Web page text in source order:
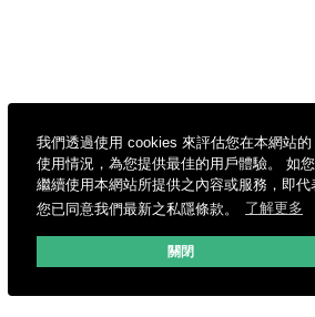
我們透過使用 cookies 來評估您在本網站的
使用情況，為您提供最佳的用戶體驗。 如您
繼續使用本網站所提供之內容或服務，即代
您已同意我們最新之私隱條款。
了解更多
關閉